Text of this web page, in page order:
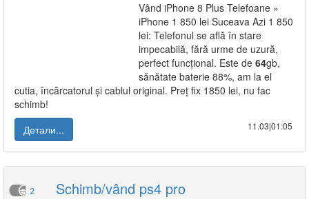
Vând iPhone 8 Plus Telefoane »
iPhone 1 850 lei Suceava Azi 1 850
lei: Telefonul se află în stare
impecabilă, fără urme de uzură,
perfect funcțional. Este de 64gb,
sănătate baterie 88%, am la el
cutia, încărcatorul și cablul original. Preț fix 1850 lei, nu fac
schimb!
Детали...
11.03|01:05
2 Schimb/vând ps4 pro